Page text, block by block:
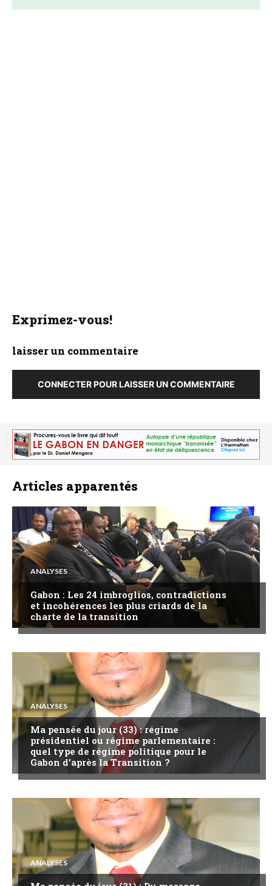
Exprimez-vous!
laisser un commentaire
CONNECTER POUR LAISSER UN COMMENTAIRE
Articles apparentés
ANALYSES
Gabon : Les 24 imbroglios, contradictions
et incohérences les plus criards de la
charte de la transition
ANALYSES
Ma pensée du jour (33) : régime
présidentiel ou régime parlementaire :
quel type de régime politique pour le
Gabon d’après la Transition ?
ANALYSES